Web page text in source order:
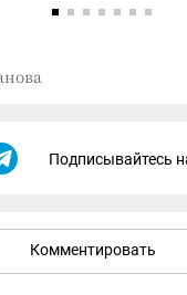
Подписывайтесь
Комментировать